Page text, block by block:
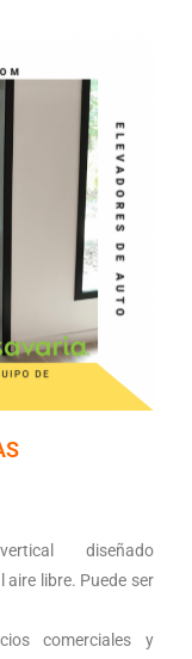
diseñado
libre. Puede ser
comerciales y